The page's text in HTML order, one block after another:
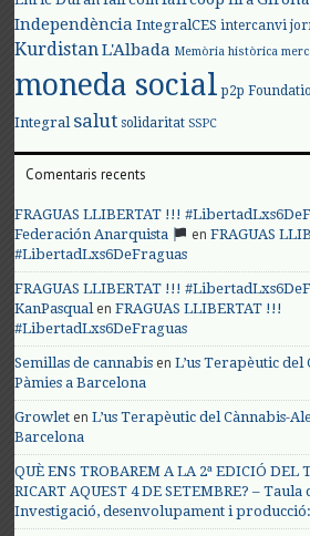
Independència IntegralCES intercanvi
KurdistanL'Albada Memòria històrica
moneda social p2p
Integral salut solidaritat SSPC
Comentaris recents
FRAGUAS LLIBERTAT !!!
Federación Anarquista
enFRAGUAS
#LibertadLxs6DeFraguas
FRAGUAS LLIBERTAT !!!
KanPasqualenFRAGUAS LLIBERTAT !!!
#LibertadLxs6DeFraguas
Semillas de cannabis enL’us Terapèutic del
Pàmies a Barcelona
Growlet enL’us Terapèutic del Cànnabis-
Barcelona
QUÈ ENS TROBAREM A LA 2ª EDICIÓ DEL
RICART AQUEST 4 DE SETEMBRE? –
Investigació, desenvolupament i